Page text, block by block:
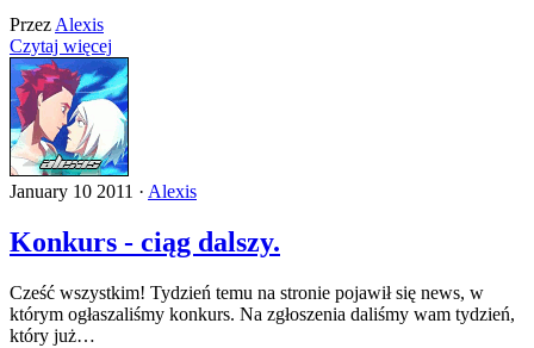
PrzezAlexis
Czytaj więcej
January 10 2011 · Alexis
Konkurs - ciąg dalszy.
Cześć wszystkim! Tydzień temu na stronie pojawił się news, w
którym ogłaszaliśmy konkurs. Na zgłoszenia daliśmy wam tydzień,
który już…